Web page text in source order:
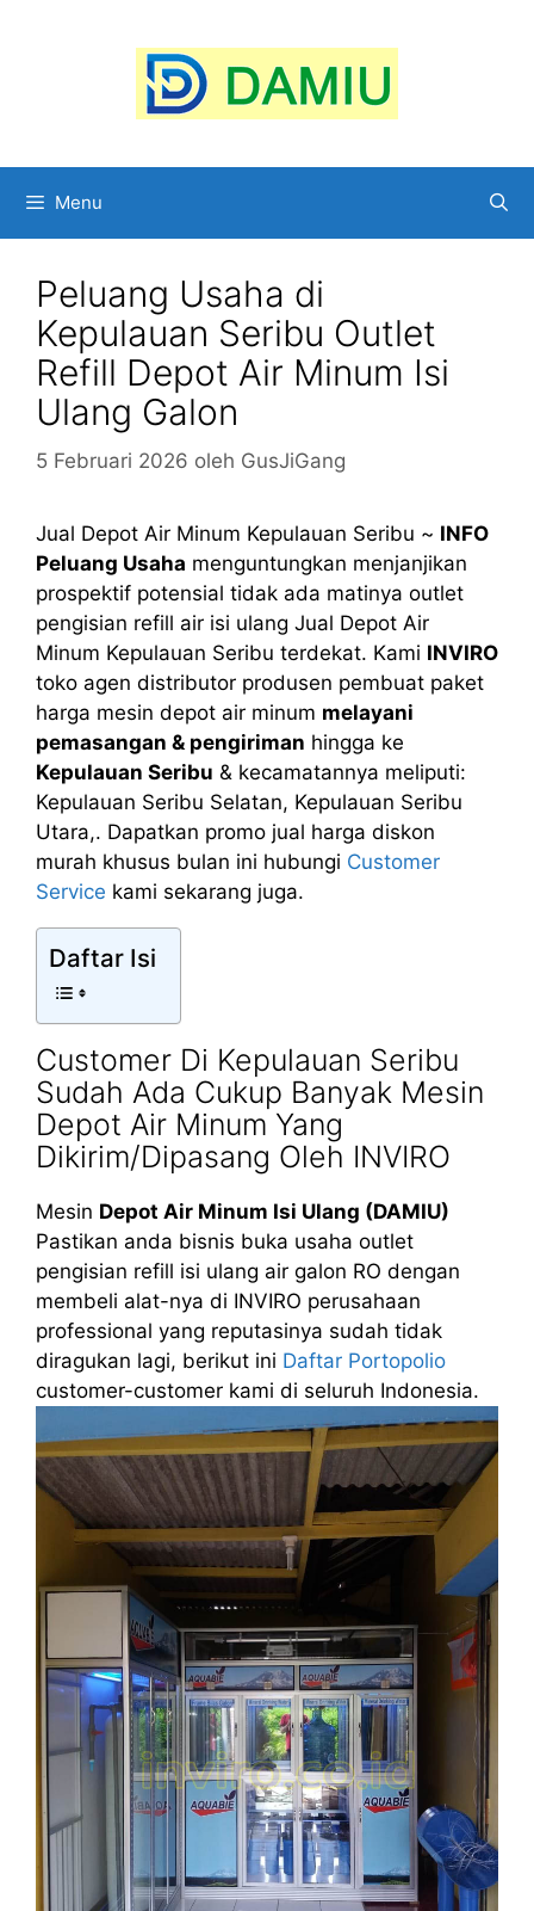
Menu
Peluang Usaha di
Kepulauan Seribu Outlet
Refill Depot Air Minum Isi
Ulang Galon
5 Februari 2026 oleh GusJiGang
Jual Depot Air Minum Kepulauan Seribu ~ INFO
Peluang Usaha menguntungkan menjanjikan
prospektif potensial tidak ada matinya outlet
pengisian refill air isi ulang Jual Depot Air
Minum Kepulauan Seribu terdekat. Kami INVIRO
toko agen distributor produsen pembuat paket
harga mesin depot air minum melayani
pemasangan & pengiriman hingga ke
Kepulauan Seribu & kecamatannya meliputi:
Kepulauan Seribu Selatan, Kepulauan Seribu
Utara,. Dapatkan promo jual harga diskon
murah khusus bulan ini hubungi Customer
Service kami sekarang juga.
Daftar Isi
Customer Di Kepulauan Seribu
Sudah Ada Cukup Banyak Mesin
Depot Air Minum Yang
Dikirim/Dipasang Oleh INVIRO
Mesin Depot Air Minum Isi Ulang (DAMIU)
Pastikan anda bisnis buka usaha outlet
pengisian refill isi ulang air galon RO dengan
membeli alat-nya di INVIRO perusahaan
professional yang reputasinya sudah tidak
diragukan lagi, berikut ini Daftar Portopolio
customer-customer kami di seluruh Indonesia.